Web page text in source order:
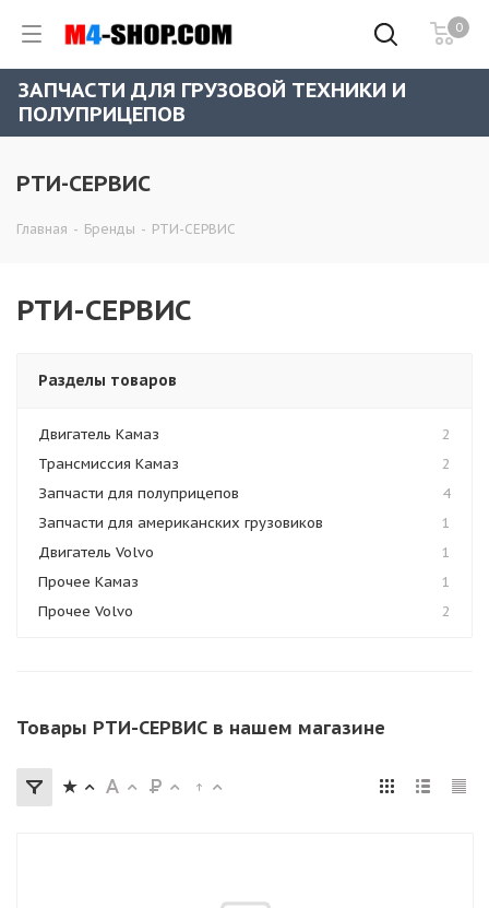
0
ЗАПЧАСТИ ДЛЯ ГРУЗОВОЙ ТЕХНИКИ И
ПОЛУПРИЦЕПОВ
РТИ-СЕРВИС
Главная - Бренды - РТИ-СЕРВИС
РТИ-СЕРВИС
Разделы товаров
Двигатель Камаз
2
Трансмиссия Камаз
2
Запчасти для полуприцепов
4
Запчасти для американских грузовиков
1
Двигатель Volvo
1
Прочее Камаз
1
Прочее Volvo
2
Товары РТИ-СЕРВИС в нашем магазине